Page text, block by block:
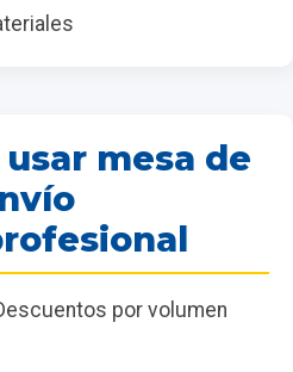
mesa de
por volumen